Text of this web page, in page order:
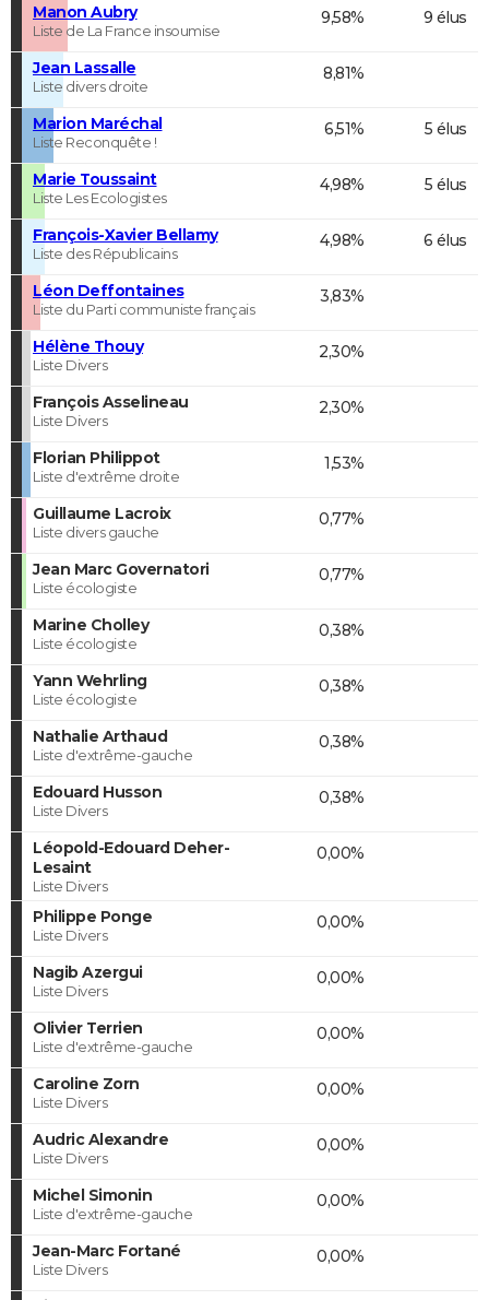
Manon Aubry
Liste de La France insoumise
9,58% 9 élus
Jean Lassalle
Liste divers droite
8,81%
Marion Maréchal
Liste Reconquête !
6,51% 5 élus
Marie Toussaint
Liste Les Ecologistes
4,98% 5 élus
François-Xavier Bellamy
Liste des Républicains
4,98% 6 élus
Léon Deffontaines
Liste du Parti communiste français
3,83%
Hélène Thouy
Liste Divers
2,30%
François Asselineau
Liste Divers
2,30%
Florian Philippot
Liste d'extrême droite
1,53%
Guillaume Lacroix
Liste divers gauche
0,77%
Jean Marc Governatori
Liste écologiste
0,77%
Marine Cholley
Liste écologiste
0,38%
Yann Wehrling
Liste écologiste
0,38%
Nathalie Arthaud
Liste d'extrême-gauche
0,38%
Edouard Husson
Liste Divers
0,38%
Léopold-Edouard Deher-
Lesaint
Liste Divers
0,00%
Philippe Ponge
Liste Divers
0,00%
Nagib Azergui
Liste Divers
0,00%
Olivier Terrien
Liste d'extrême-gauche
0,00%
Caroline Zorn
Liste Divers
0,00%
Audric Alexandre
Liste Divers
0,00%
Michel Simonin
Liste d'extrême-gauche
0,00%
Jean-Marc Fortané
Liste Divers
0,00%